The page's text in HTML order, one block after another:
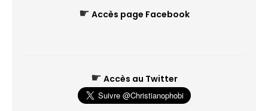
☛ Accès page Facebook
☛ Accès au Twitter